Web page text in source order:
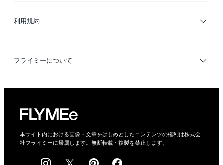
利用規約
利用規約
フライミーについて
会社概要
本サイト内における画像・文章をはじめとしたコンテンツの権利は株式会
社フライミーに帰属します。無断転載・複製を禁止します。